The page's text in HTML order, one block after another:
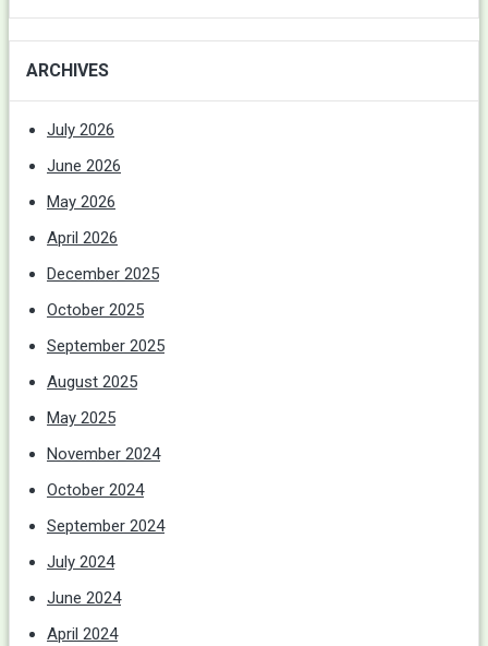
ARCHIVES
July 2026
June 2026
May 2026
April 2026
December 2025
October 2025
September 2025
August 2025
May 2025
November 2024
October 2024
September 2024
July 2024
June 2024
April 2024